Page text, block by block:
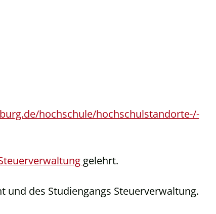
hochschule/hochschulstandorte-/-
gelehrt.
und des Studiengangs Steuerverwaltung.